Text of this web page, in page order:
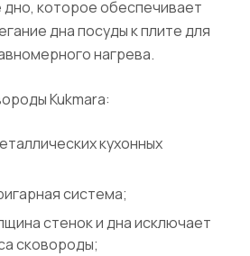
которое обеспечивает
дна посуды к плите для
нагрева.
Kukmara:
кухонных
система;
стенок и дна исключает
сковороды;